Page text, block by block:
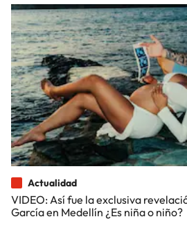
Actualidad
VIDEO: Así fue la exclusiva
García en Medellín ¿Es niña o niño?